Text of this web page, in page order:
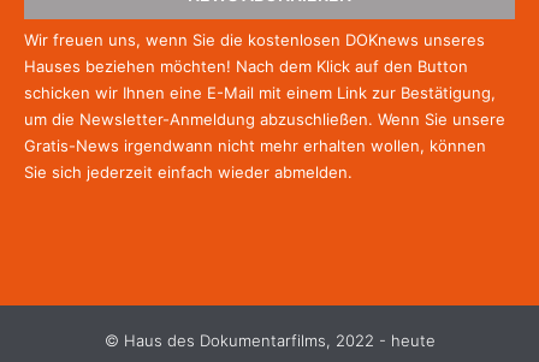
Wir freuen uns, wenn Sie die kostenlosen DOKnews unseres
Hauses beziehen möchten! Nach dem Klick auf den Button
schicken wir Ihnen eine E-Mail mit einem Link zur Bestätigung,
um die Newsletter-Anmeldung abzuschließen. Wenn Sie unsere
Gratis-News irgendwann nicht mehr erhalten wollen, können
Sie sich jederzeit einfach wieder abmelden.
© Haus des Dokumentarfilms, 2022 - heute